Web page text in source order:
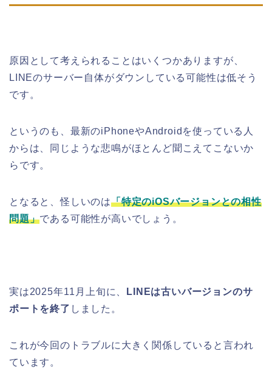
原因として考えられることはいくつかありますが、
LINEのサーバー自体がダウンしている可能性は低そう
です。
というのも、最新のiPhoneやAndroidを使っている人
からは、同じような悲鳴がほとんど聞こえてこないか
らです。
となると、怪しいのは「特定のiOSバージョンとの相性
問題」である可能性が高いでしょう。
実は2025年11月上旬に、
LINEは古いバージョンのサ
ポートを終了 しました。
これが今回のトラブルに大きく関係していると言われ
ています。